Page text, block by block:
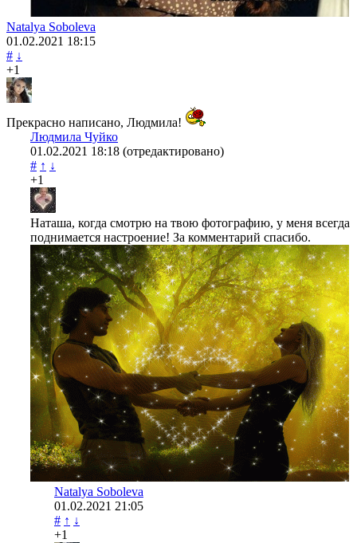
Natalya Soboleva
01.02.2021 18:15
# ↓
+1
Прекрасно написано, Людмила!
Людмила Чуйко
01.02.2021 18:18 (отредактировано)
# ↑ ↓
+1
Наташа, когда смотрю на твою фотографию, у меня всегда
поднимается настроение! За комментарий спасибо.
Natalya Soboleva
01.02.2021 21:05
# ↑ ↓
+1